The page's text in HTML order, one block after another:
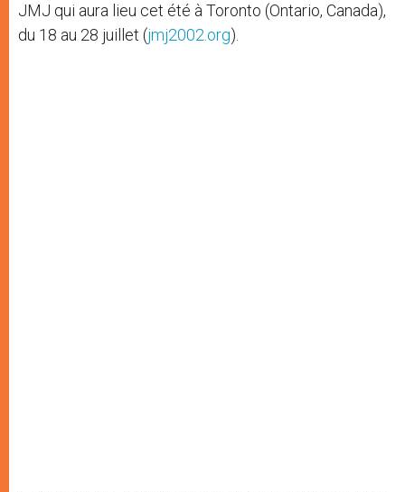
JMJ qui aura lieu cet été à Toronto (Ontario, Canada),
du 18 au 28 juillet (jmj2002.org).